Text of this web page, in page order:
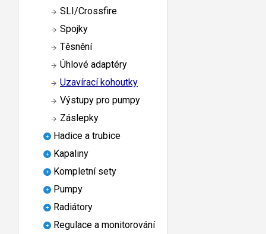
SLI/Crossfire
Spojky
Těsnění
Úhlové adaptéry
Uzavírací kohoutky
Výstupy pro pumpy
Záslepky
Hadice a trubice
Kapaliny
Kompletní sety
Pumpy
Radiátory
Regulace a monitorování